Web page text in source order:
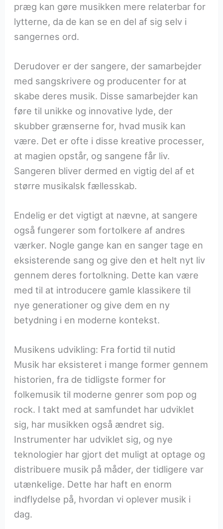
præg kan gøre musikken mere relaterbar for
lytterne, da de kan se en del af sig selv i
sangernes ord.
Derudover er der sangere, der samarbejder
med sangskrivere og producenter for at
skabe deres musik. Disse samarbejder kan
føre til unikke og innovative lyde, der
skubber grænserne for, hvad musik kan
være. Det er ofte i disse kreative processer,
at magien opstår, og sangene får liv.
Sangeren bliver dermed en vigtig del af et
større musikalsk fællesskab.
Endelig er det vigtigt at nævne, at sangere
også fungerer som fortolkere af andres
værker. Nogle gange kan en sanger tage en
eksisterende sang og give den et helt nyt liv
gennem deres fortolkning. Dette kan være
med til at introducere gamle klassikere til
nye generationer og give dem en ny
betydning i en moderne kontekst.
Musikens udvikling: Fra fortid til nutid
Musik har eksisteret i mange former gennem
historien, fra de tidligste former for
folkemusik til moderne genrer som pop og
rock. I takt med at samfundet har udviklet
sig, har musikken også ændret sig.
Instrumenter har udviklet sig, og nye
teknologier har gjort det muligt at optage og
distribuere musik på måder, der tidligere var
utænkelige. Dette har haft en enorm
indflydelse på, hvordan vi oplever musik i
dag.